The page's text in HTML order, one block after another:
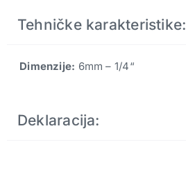
Tehničke karakteristike:
Dimenzije: 6mm – 1/4“
Deklaracija: